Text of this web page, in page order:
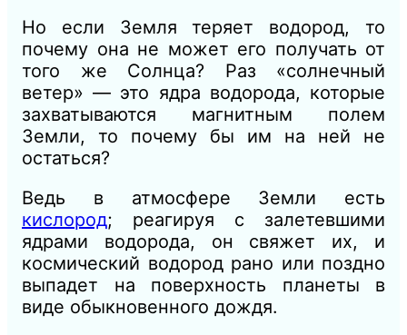
Но если Земля теряет водород, то
почему она не может его получать от
того же Солнца? Раз «солнечный
ветер» — это ядра водорода, которые
захватываются магнитным полем
Земли, то почему бы им на ней не
остаться?
Ведь в атмосфере Земли есть
кислород; реагируя с залетевшими
ядрами водорода, он свяжет их, и
космический водород рано или поздно
выпадет на поверхность планеты в
виде обыкновенного дождя.